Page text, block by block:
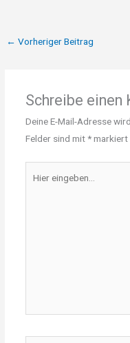
← Vorheriger Beitrag
Schreibe einen
Deine E-Mail-Adresse
Felder sind mit*markiert
eingeben…